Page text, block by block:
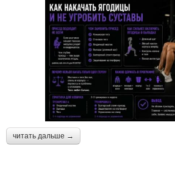
читать дальше →